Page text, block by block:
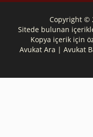
Copyright ©
Sitede bulunan
Kopya içerik için
Avukat Ara | Avukat